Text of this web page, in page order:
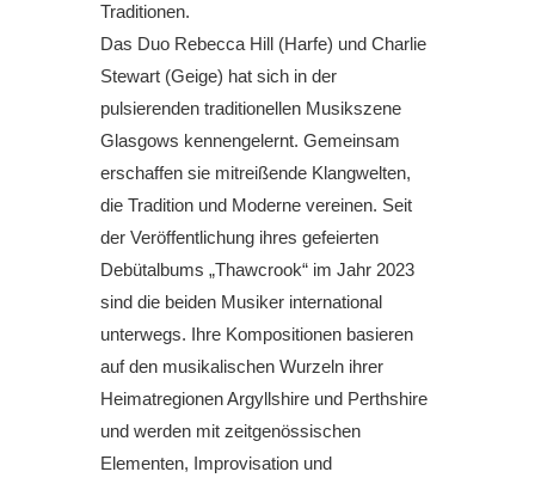
Traditionen.
Das Duo Rebecca Hill (Harfe) und Charlie
Stewart (Geige) hat sich in der
pulsierenden traditionellen Musikszene
Glasgows kennengelernt. Gemeinsam
erschaffen sie mitreißende Klangwelten,
die Tradition und Moderne vereinen. Seit
der Veröffentlichung ihres gefeierten
Debütalbums „Thawcrook“ im Jahr 2023
sind die beiden Musiker international
unterwegs. Ihre Kompositionen basieren
auf den musikalischen Wurzeln ihrer
Heimatregionen Argyllshire und Perthshire
und werden mit zeitgenössischen
Elementen, Improvisation und